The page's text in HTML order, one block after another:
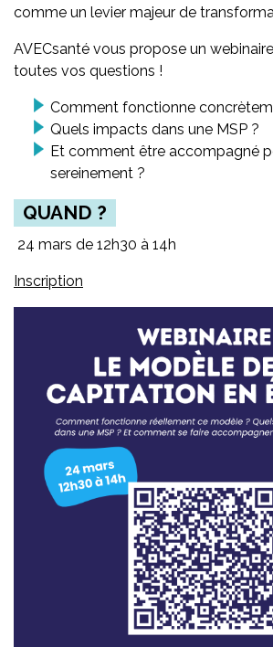
comme un levier majeur de
AVECsanté vous propose un
toutes vos questions !
Comment fonctionne
Quels impacts dans une MSP ?
Et comment être accompagné
sereinement ?
QUAND ?
24 mars de 12h30 à 14h
Inscription